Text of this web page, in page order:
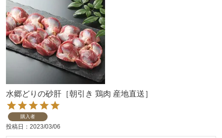
水郷どりの砂肝［朝引き 鶏肉 産地直送］
購入者
投稿日 2023/03/06